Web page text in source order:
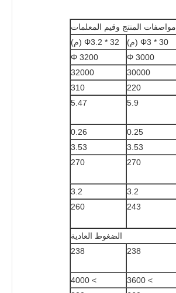
مواصفات المنتج وقيم المعلمات
Φ3 * 30 (م)
Φ3.2 * 32 (م)
Φ 3000
Φ 3200
30000
32000
220
310
5.9
5.47
0.25
0.26
3.53
3.53
270
270
3.2
3.2
243
260
الضغوط العادية
238
238
> 3600
> 4000